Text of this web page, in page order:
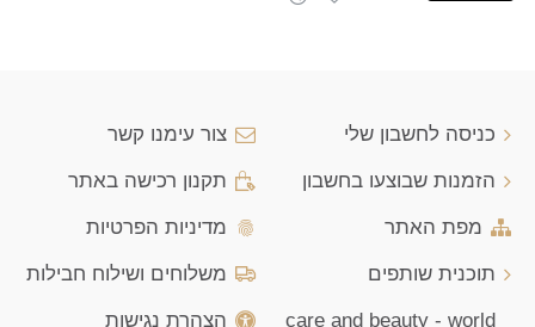
כניסה לחשבון שלי
הזמנות שבוצעו בחשבון
מפת האתר
תוכנית שותפים
care and beauty - world
צור עימנו קשר
תקנון רכישה באתר
מדיניות הפרטיות
משלוחים ושילוח חבילות
הצהרת נגישות